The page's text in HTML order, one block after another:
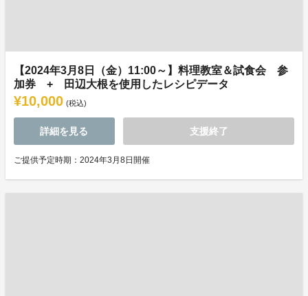
【2024年3月8日（金）11:00～】料理教室＆試食会 参
加券 + 田辺大根を使用したレシピデータ
¥10,000 (税込)
詳細を見る 支援終了
ご提供予定時期：2024年3月8日開催